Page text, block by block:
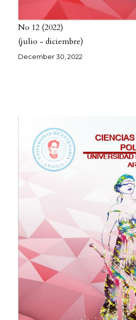
No 12 2022
(julio - diciembre)
December 30, 2022